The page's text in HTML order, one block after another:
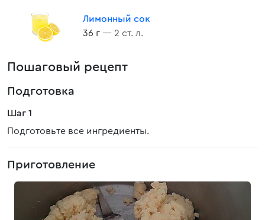
Лимонный сок
36 г — 2 ст. л.
Пошаговый рецепт
Подготовка
Шаг 1
Подготовьте все ингредиенты.
Приготовление